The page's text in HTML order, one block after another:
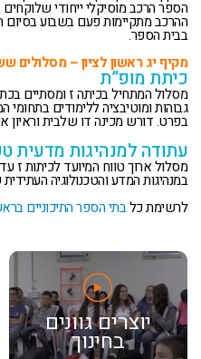
הספר הרכב מוסיקלי ייחודי
ההרכב מתקיימות פעם בשבוע בסיום
בבית הספר.
מקיף יג ראשון לציון – מסלולים
כיתת מופ”ת
מסלול המתחיל בכיתה ז ומסתיים
גבוהות ומוטיבציה ללימודים
בפרט. דורש מכינה דו שלבית וראיון
עתודה למנהיגות מדעית
מסלול ארוך טווח המיועד לכיתות
במנהיגות המדע והטכנולוגיה
לרשימת כלבתי הספר התיכוניים
יוצרים גוונים
בחינוך